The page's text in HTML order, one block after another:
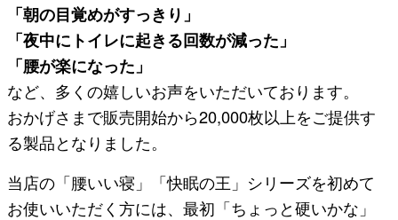
「朝の目覚めがすっきり」
「夜中にトイレに起きる回数が減った」
「腰が楽になった」
など、多くの嬉しいお声をいただいております。
おかげさまで販売開始から20,000枚以上をご提供す
る製品となりました。
当店の「腰いい寝」「快眠の王」シリーズを初めて
お使いいただく方には、最初「ちょっと硬いかな」